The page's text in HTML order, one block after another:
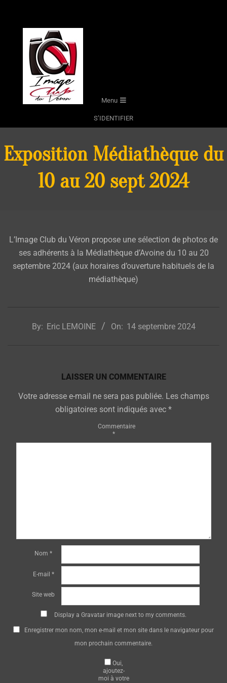
Menu
S’IDENTIFIER
Exposition Médiathèque du
10 au 20 sept 2024
L’Image Club du Véron propose une sélection de photos de
ses adhérents à la Médiathèque d’Avoine du 10 au 20
septembre 2024 (aux horaires d’ouverture habituels de la
médiathèque)
By: Eric LEMOINE On: 14 septembre 2024
LAISSER UN COMMENTAIRE
Votre adresse e-mail ne sera pas publiée. Les champs
obligatoires sont indiqués avec *
Commentaire
*
Nom *
E-mail *
Site web
Display a Gravatarimage next to my comments.
Enregistrer mon nom, mon e-mail et mon site dans le navigateur pour
mon prochain commentaire.
Oui,
ajoutez-
moi à votre